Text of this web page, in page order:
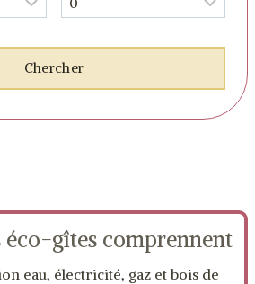
éco-gîtes comprennent
eau, électricité, gaz et bois de